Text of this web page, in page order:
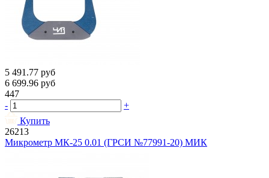
5 491.77 руб
6 699.96 руб
447
-
+
Купить
26213
Микрометр МК-25 0.01 (ГРСИ №77991-20) МИК